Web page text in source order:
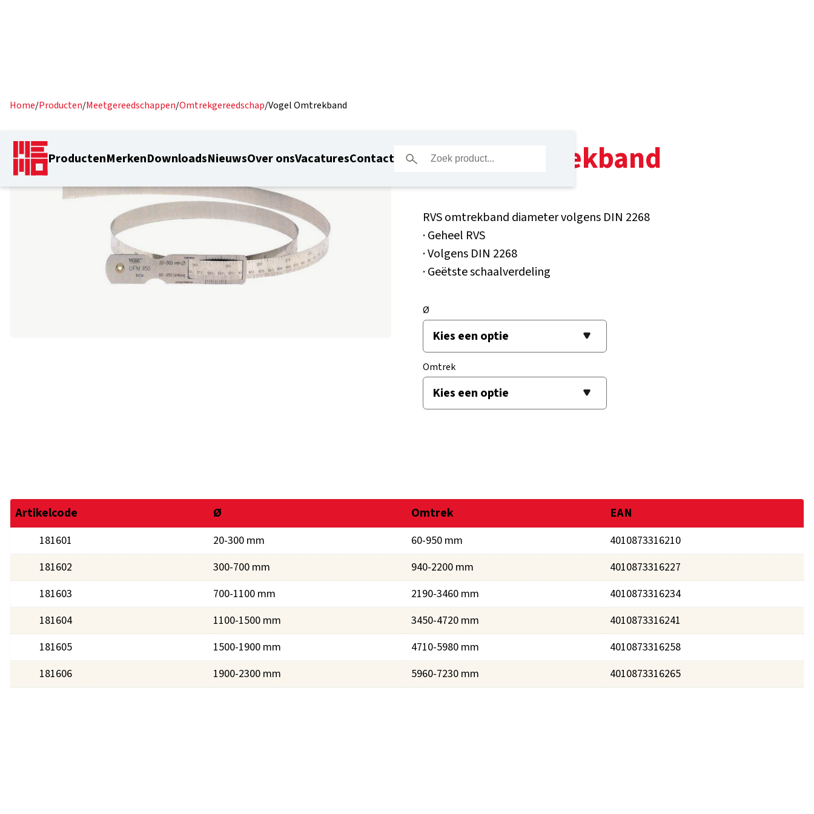
ProductenMerkenDownloadsNieuwsOver onsVacaturesContact
Home/Producten/Meetgereedschappen/Omtrekgereedschap/Vogel Omtrekband
Vogel Omtrekband
RVS omtrekband diameter volgens DIN 2268
· Geheel RVS
· Volgens DIN 2268
· Geëtste schaalverdeling
Ø
Omtrek
Artikelcode Ø Omtrek EAN
181601 20-300 mm 60-950 mm
4010873316210
181602
300-700 mm 940-2200 mm
4010873316227
181603
700-1100 mm 2190-3460 mm
4010873316234
181604
1100-1500 mm 3450-4720 mm
4010873316241
181605
1500-1900 mm 4710-5980 mm
4010873316258
181606
1900-2300 mm 5960-7230 mm 4010873316265